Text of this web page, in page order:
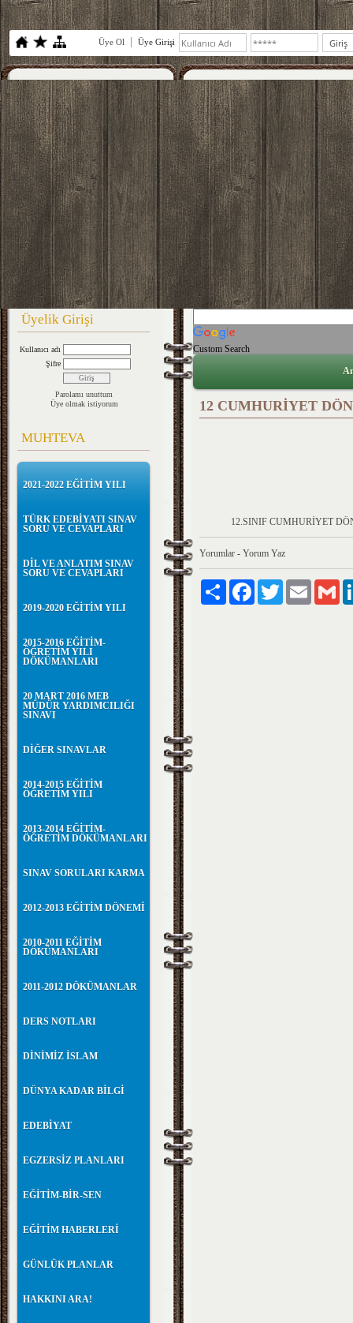
Üye Ol Üye Girişi
Üyelik Girişi
Kullanıcı adı
Şifre
Parolamı unuttum
Üye olmak istiyorum
MUHTEVA
2021-2022 EĞİTİM YILI
TÜRK EDEBİYATI SINAV
SORU VE CEVAPLARI
DİL VE ANLATIM SINAV
SORU VE CEVAPLARI
2019-2020 EĞİTİM YILI
2015-2016 EĞİTİM-
ÖĞRETİM YILI
DÖKÜMANLARI
20 MART 2016 MEB
MÜDÜR YARDIMCILIĞI
SINAVI
DİĞER SINAVLAR
2014-2015 EĞİTİM
ÖĞRETİM YILI
2013-2014 EĞİTİM-
ÖĞRETİM DÖKÜMANLARI
SINAV SORULARI KARMA
2012-2013 EĞİTİM DÖNEMİ
2010-2011 EĞİTİM
DÖKÜMANLARI
2011-2012 DÖKÜMANLAR
DERS NOTLARI
DİNİMİZ İSLAM
DÜNYA KADAR BİLGİ
EDEBİYAT
EGZERSİZ PLANLARI
EĞİTİM-BİR-SEN
EĞİTİM HABERLERİ
GÜNLÜK PLANLAR
HAKKINI ARA!
Custom Search
12 CUMHURİYET
12.SINIF CUMHURİYET
Yorumlar - Yorum Yaz
Paylaş FacebookTwitter Email